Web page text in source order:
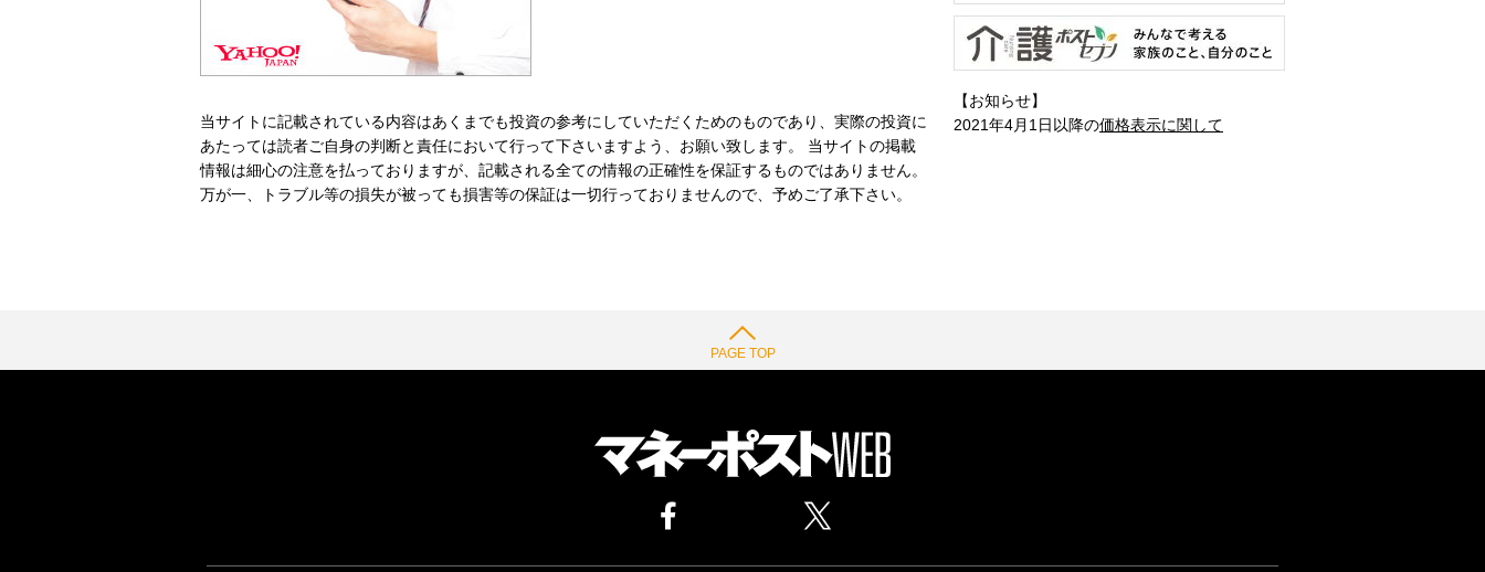
当サイトに記載されている内容はあくまでも投資の参考にしていただくためのものであり、実際の投資に
あたっては読者ご自身の判断と責任において行って下さいますよう、お願い致します。 当サイトの掲載
情報は細心の注意を払っておりますが、記載される全ての情報の正確性を保証するものではありません。
万が一、トラブル等の損失が被っても損害等の保証は一切行っておりませんので、予めご了承下さい。
【お知らせ】
2021年4月1日以降の価格表示に関して
PAGE TOP